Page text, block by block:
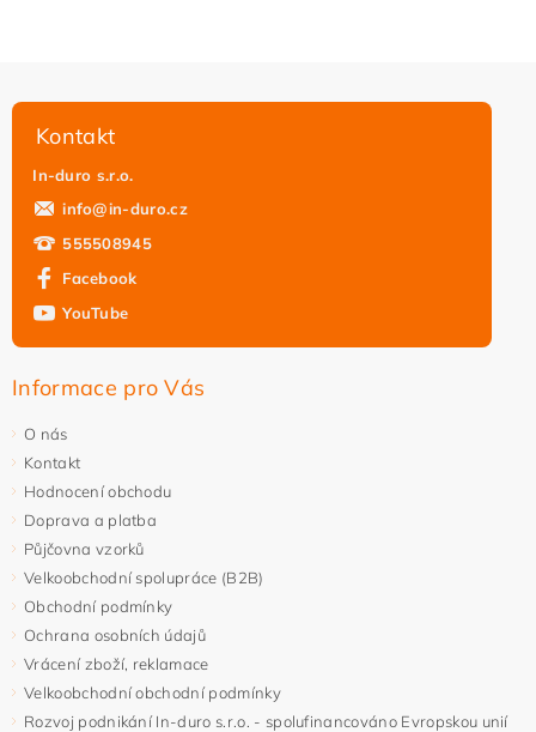
Kontakt
In-duro s.r.o.
info@in-duro.cz
555508945
Facebook
YouTube
Informace pro Vás
O nás
Kontakt
Hodnocení obchodu
Doprava a platba
Půjčovna vzorků
Velkoobchodní spolupráce (B2B)
Obchodní podmínky
Ochrana osobních údajů
Vrácení zboží, reklamace
Velkoobchodní obchodní podmínky
Rozvoj podnikání In-duro s.r.o. - spolufinancováno Evropskou unií